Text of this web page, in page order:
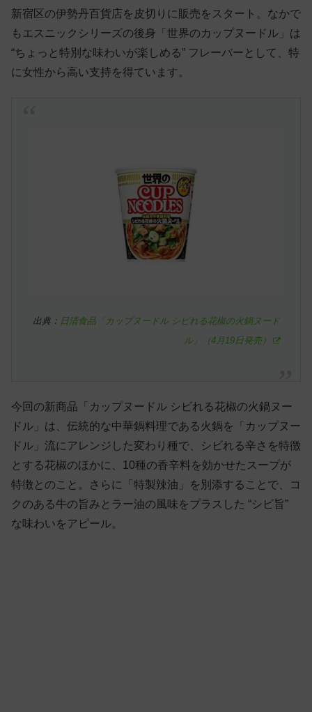
新宿区の伊勢丹百貨店を皮切りに販売をスタート。なかで
もエスニックシリーズの後身「世界のカップヌードル」は
“ちょっと特別な味わいが楽しめる” フレーバーとして、特
に女性から高い支持を得ています。
出典： 日清食品「カップヌードル シビれる花椒の火鍋ヌード
ル」（4月19日発売）
今回の新商品「カップヌードル シビれる花椒の火鍋ヌー
ドル」は、伝統的な中華鍋料理である火鍋を「カップヌー
ドル」流にアレンジした変わり種で、シビれる辛さを特徴
とする花椒のほかに、10種の香辛料を効かせたスープが
特徴とのこと。さらに「特製辣油」を別添することで、コ
クのある牛の旨みとラー油の風味をプラスした “シビ旨”
な味わいをアピール。